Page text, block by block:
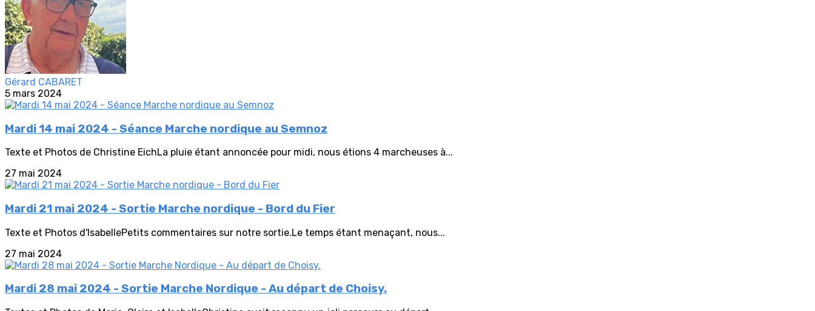
Gérard CABARET
5 mars 2024
Mardi 14 mai 2024 - Séance Marche nordique au Semnoz
Texte et Photos de Christine EichLa pluie étant annoncée pour midi, nous étions 4 marcheuses à...
27 mai 2024
Mardi 21 mai 2024 - Sortie Marche nordique - Bord du Fier
Texte et Photos d'IsabellePetits commentaires sur notre sortie.Le temps étant menaçant, nous...
27 mai 2024
Mardi 28 mai 2024 - Sortie Marche Nordique - Au départ de Choisy.